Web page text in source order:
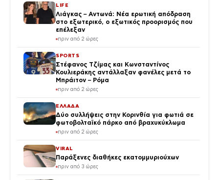
LIFE
Λιάγκας – Αντωνά: Νέα ερωτική απόδραση
στο εξωτερικό, ο εξωτικός προορισμός που
επέλεξαν
πριν από 2 ώρες
SPORTS
Στέφανος Τζίμας και Κωνσταντίνος
Κουλιεράκης αντάλλαξαν φανέλες μετά το
Μπράιτον – Ρόμα
πριν από 2 ώρες
ΕΛΛΑΔΑ
Δύο συλλήψεις στην Κορινθία για φωτιά σε
φωτοβολταϊκό πάρκο από βραχυκύκλωμα
πριν από 2 ώρες
VIRAL
Παράξενες διαθήκες εκατομμυριούχων
πριν από 3 ώρες